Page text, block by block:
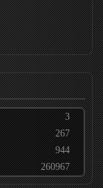
3
267
944
260967